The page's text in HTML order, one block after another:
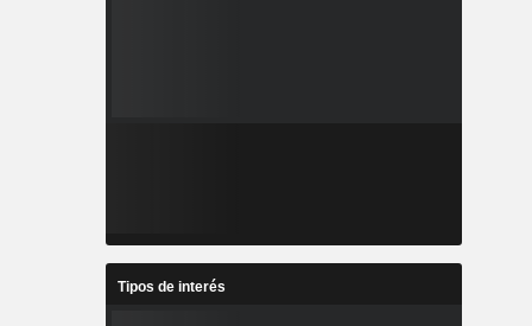
Tipos de interés